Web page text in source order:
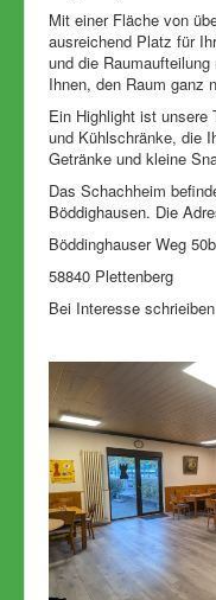
Mit einer Fläche von
ausreichend Platz für
und die
Ihnen, den Raum ganz
Ein Highlight ist unsere
und Kühlschränke, die
Getränke und kleine
Das Schachheim
Böddighausen. Die
Böddinghauser Weg 50b
58840 Plettenberg
Bei Interesse